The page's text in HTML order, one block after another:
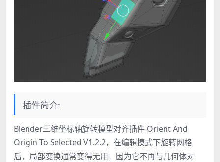
插件简介:
Blender三维坐标轴旋转模型对齐插件 Orient And
Origin To Selected V1.2.2，在编辑模式下旋转网格
后，局部变换通常变得无用，因为它不再与几何体对